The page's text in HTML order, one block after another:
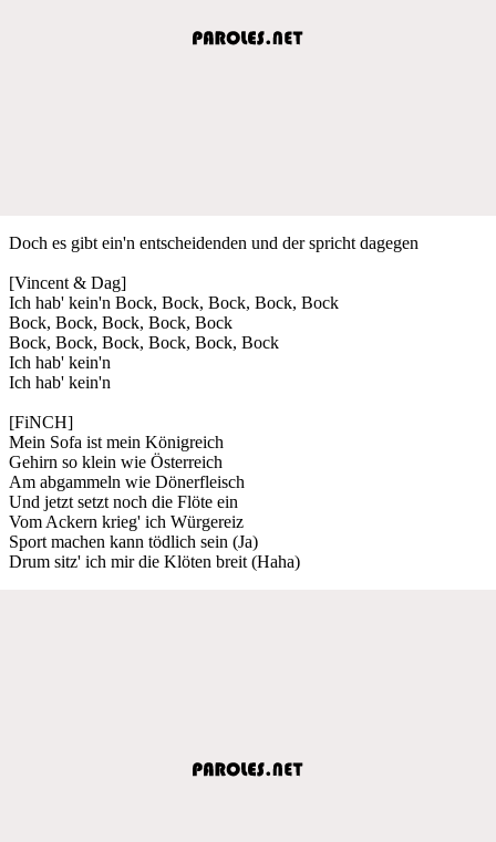
Doch es gibt ein'n entscheidenden und der spricht dagegen
[Vincent & Dag]
Ich hab' kein'n Bock, Bock, Bock, Bock, Bock
Bock, Bock, Bock, Bock, Bock
Bock, Bock, Bock, Bock, Bock, Bock
Ich hab' kein'n
Ich hab' kein'n
[FiNCH]
Mein Sofa ist mein Königreich
Gehirn so klein wie Österreich
Am abgammeln wie Dönerfleisch
Und jetzt setzt noch die Flöte ein
Vom Ackern krieg' ich Würgereiz
Sport machen kann tödlich sein (Ja)
Drum sitz' ich mir die Klöten breit (Haha)